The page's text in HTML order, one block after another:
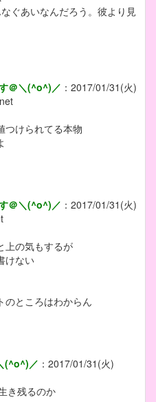
ぐあいなんだろう。彼より見
＠＼(^o^)／ ： 2017/01/31(火)
つけられてる本物
＠＼(^o^)／ ： 2017/01/31(火)
上の気もするが
けない
のところはわからん
(^o^)／ ： 2017/01/31(火)
き残るのか